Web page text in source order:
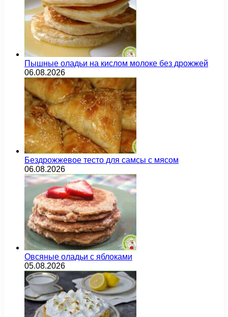
Пышные оладьи на кислом молоке без дрожжей
06.08.2026
Бездрожжевое тесто для самсы с мясом
06.08.2026
Овсяные оладьи с яблоками
05.08.2026